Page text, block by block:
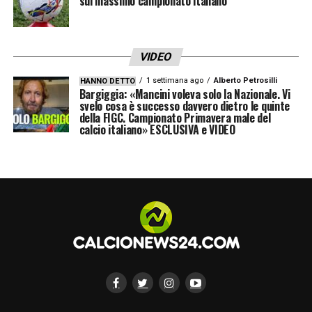
VIDEO
HANNO DETTO 1 settimana ago Alberto Petrosilli
Bargiggia: «Mancini voleva solo la Nazionale. Vi
svelo cosa è successo davvero dietro le quinte
della FIGC. Campionato Primavera male del
calcio italiano» ESCLUSIVA e VIDEO